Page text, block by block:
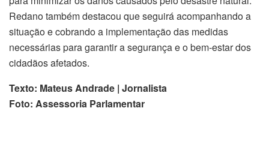
Redano também destacou que seguirá acompanhando a
situação e cobrando a implementação das medidas
necessárias para garantir a segurança e o bem-estar dos
cidadãos afetados.
Texto: Mateus Andrade | Jornalista
Foto: Assessoria Parlamentar